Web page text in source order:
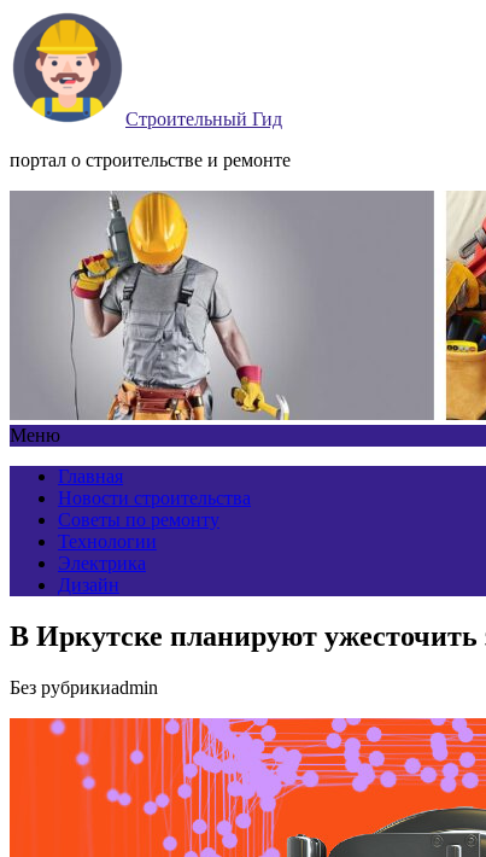
Строительный Гид
портал о строительстве и ремонте
Меню
Главная
Новости строительства
Советы по ремонту
Технологии
Электрика
Дизайн
В Иркутске планируют ужесточить
Без рубрикиadmin